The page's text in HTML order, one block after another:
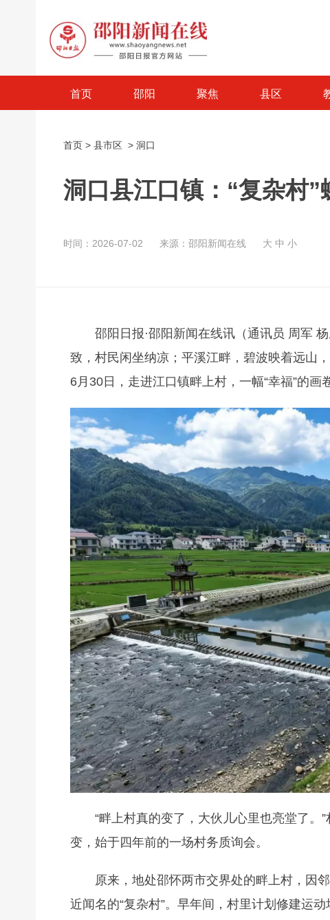
首页 邵阳 聚焦 县区
首页 > 县市区 > 洞口
洞口县江口镇：“复杂村”
时间：2026-07-02 来源：邵阳新闻在线 大 中 小
邵阳日报·邵阳新闻在线讯（通讯员 周军
致，村民闲坐纳凉；平溪江畔，碧波映着远
6月30日，走进江口镇畔上村，一幅“幸福”的画
“畔上村真的变了，大伙儿心里也亮堂了。
变，始于四年前的一场村务质询会。
原来，地处邵怀两市交界处的畔上村，因
近闻名的“复杂村”。早年间，村里计划修建运